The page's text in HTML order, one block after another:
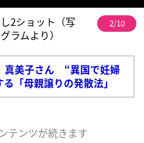
2ショット（写
ラムより）
2/10
真美子さん “異国で妊婦
「母親譲りの発散法」
テンツが続きます